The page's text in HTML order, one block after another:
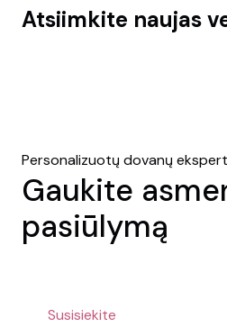
Atsiimkite naujas
Personalizuotų dovanų
Gaukite
pasiūlymą
Susisiekite